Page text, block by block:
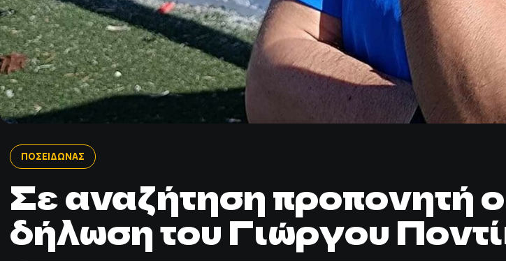
ΠΟΣΕΙΔΩΝΑΣ
Σε αναζήτηση προπονητή
δήλωση του Γιώργου